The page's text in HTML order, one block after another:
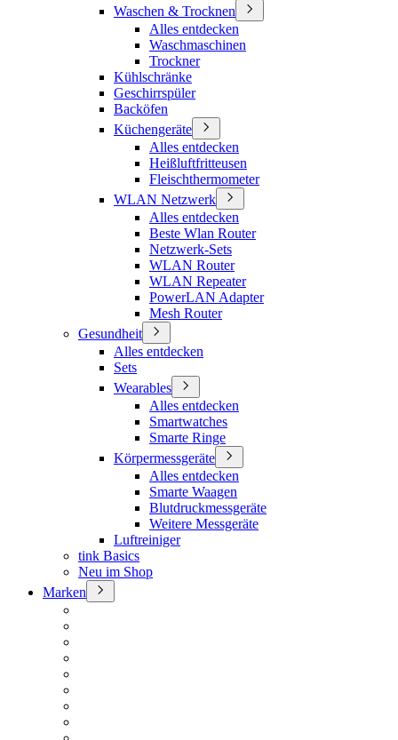
Waschen & Trocknen
Alles entdecken
Waschmaschinen
Trockner
Kühlschränke
Geschirrspüler
Backöfen
Küchengeräte
Alles entdecken
Heißluftfritteusen
Fleischthermometer
WLAN Netzwerk
Alles entdecken
Beste Wlan Router
Netzwerk-Sets
WLAN Router
WLAN Repeater
PowerLAN Adapter
Mesh Router
Gesundheit
Alles entdecken
Sets
Wearables
Alles entdecken
Smartwatches
Smarte Ringe
Körpermessgeräte
Alles entdecken
Smarte Waagen
Blutdruckmessgeräte
Weitere Messgeräte
Luftreiniger
tink Basics
Neu im Shop
Marken